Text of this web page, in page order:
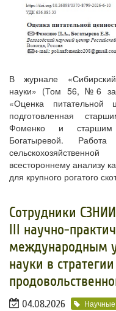
В журнале «Сибирский
науки» (Том 56, №6 за
«Оценка питательной
подготовленная
Фоменко и старшим
Богатыревой.
всестороннему анализу
для крупного рогатого
Сотрудники
III научно-
международным
науки в
04.08.2026